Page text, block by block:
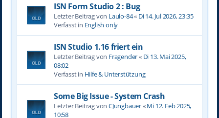
ISN Form Studio 2 : Bug
Letzter Beitrag von Laulo-84« Di 14. Jul 2026, 23:35
Verfasst in English only
ISN Studio 1.16 friert ein
Letzter Beitrag von Fragender« Di 13. Mai 2025,
08:02
Verfasst in Hilfe & Unterstützung
Some Big Issue - System Crash
Letzter Beitrag von CJungbauer«Mi 12. Feb 2025,
10:58